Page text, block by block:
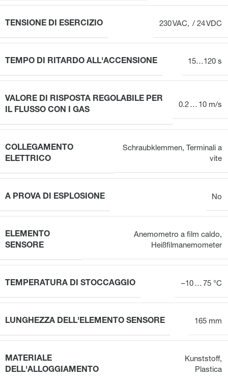
TENSIONE DI ESERCIZIO 230 VAC, / 24 VDC
TEMPO DI RITARDO ALL'ACCENSIONE 15…120 s
VALORE DI RISPOSTA REGOLABILE PER
IL FLUSSO CON I GAS
0.2 … 10 m/s
COLLEGAMENTO
ELETTRICO
Schraubklemmen, Terminali a
vite
A PROVA DI ESPLOSIONE No
ELEMENTO
SENSORE
Anemometro a film caldo,
Heißfilmanemometer
TEMPERATURA DI STOCCAGGIO –10 … 75 °C
LUNGHEZZA DELL'ELEMENTO SENSORE 165 mm
MATERIALE
DELL'ALLOGGIAMENTO
Kunststoff,
Plastica